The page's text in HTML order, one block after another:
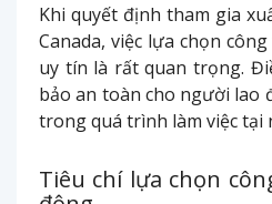
Khi quyết định tham gia
Canada, việc lựa chọn
uy tín là rất quan trọng.
bảo an toàn cho người lao
trong quá trình làm việc tại
Tiêu chí lựa chọn